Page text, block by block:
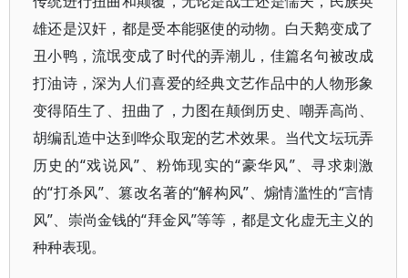
雄还是汉奸，都是受本能驱使的动物。白天鹅变成了
丑小鸭，流氓变成了时代的弄潮儿，佳篇名句被改成
打油诗，深为人们喜爱的经典文艺作品中的人物形象
变得陌生了、扭曲了，力图在颠倒历史、嘲弄高尚、
胡编乱造中达到哗众取宠的艺术效果。当代文坛玩弄
历史的“戏说风”、粉饰现实的“豪华风”、寻求刺激
的“打杀风”、篡改名著的“解构风”、煽情滥性的“言情
风”、崇尚金钱的“拜金风”等等，都是文化虚无主义的
种种表现。